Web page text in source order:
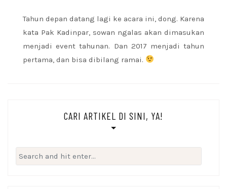
Tahun depan datang lagi ke acara ini, dong. Karena
kata Pak Kadinpar, sowan ngalas akan dimasukan
menjadi event tahunan. Dan 2017 menjadi tahun
pertama, dan bisa dibilang ramai.
CARI ARTIKEL DI SINI, YA!
Search
for: